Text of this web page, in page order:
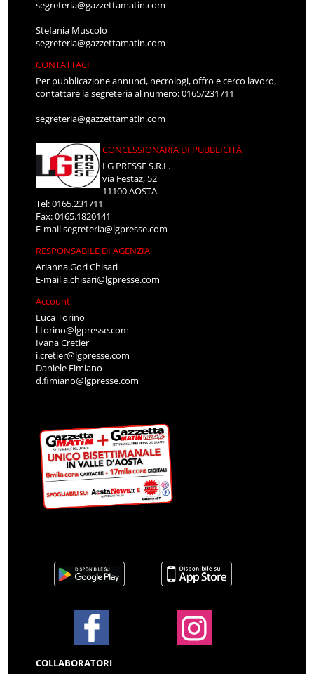
segreteria@gazzettamatin.com
Stefania Muscolo
segreteria@gazzettamatin.com
CONTATTACI
Per pubblicazione annunci, necrologi, offro e cerco lavoro,
contattare la segreteria al numero: 0165/231711
segreteria@gazzettamatin.com
CONCESSIONARIA DI PUBBLICITÀ
LG PRESSE S.R.L.
via Festaz, 52
11100 AOSTA
Tel: 0165.231711
Fax: 0165.1820141
E-mailsegreteria@lgpresse.com
RESPONSABILE DI AGENZIA
Arianna Gori Chisari
E-maila.chisari@lgpresse.com
Account
Luca Torino
l.torino@lgpresse.com
Ivana Cretier
i.cretier@lgpresse.com
Daniele Fimiano
d.fimiano@lgpresse.com
COLLABORATORI